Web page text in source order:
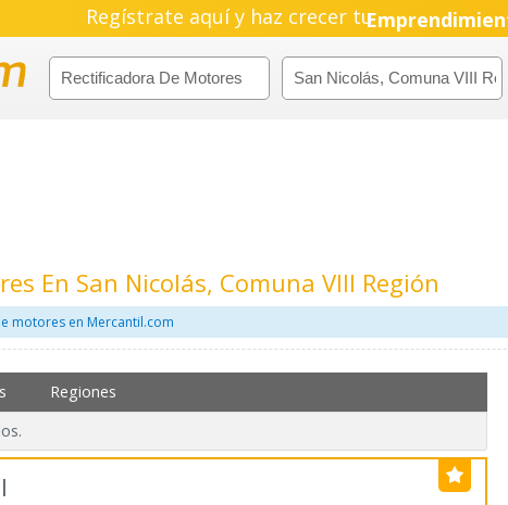
Regístrate aquí y haz crecer tuPyme!
En San Nicolás, Comuna VIII Región
motores en Mercantil.com
Regiones